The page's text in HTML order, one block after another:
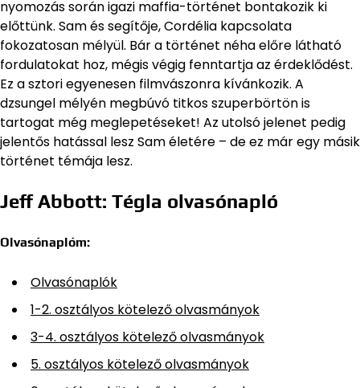
nyomozás során igazi maffia-történet bontakozik ki
előttünk. Sam és segítője, Cordélia kapcsolata
fokozatosan mélyül. Bár a történet néha előre látható
fordulatokat hoz, mégis végig fenntartja az érdeklődést.
Ez a sztori egyenesen filmvászonra kívánkozik. A
dzsungel mélyén megbúvó titkos szuperbörtön is
tartogat még meglepetéseket! Az utolsó jelenet pedig
jelentős hatással lesz Sam életére – de ez már egy másik
történet témája lesz.
Jeff Abbott: Tégla olvasónapló
Olvasónaplóm:
Olvasónaplók
1-2. osztályos kötelező olvasmányok
3-4. osztályos kötelező olvasmányok
5. osztályos kötelező olvasmányok